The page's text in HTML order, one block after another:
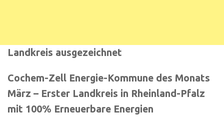
Landkreis ausgezeichnet
Cochem-Zell Energie-Kommune des Monats
März – Erster Landkreis in Rheinland-Pfalz
mit 100% Erneuerbare Energien